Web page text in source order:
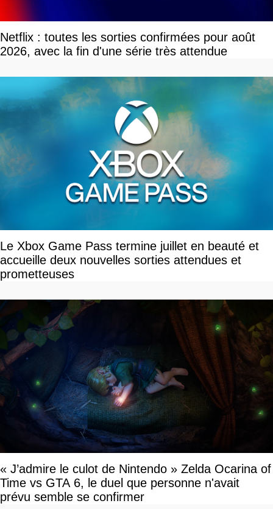
Netflix : toutes les sorties confirmées pour août
2026, avec la fin d'une série très attendue
Le Xbox Game Pass termine juillet en beauté et
accueille deux nouvelles sorties attendues et
prometteuses
« J’admire le culot de Nintendo » Zelda Ocarina of
Time vs GTA 6, le duel que personne n'avait
prévu semble se confirmer